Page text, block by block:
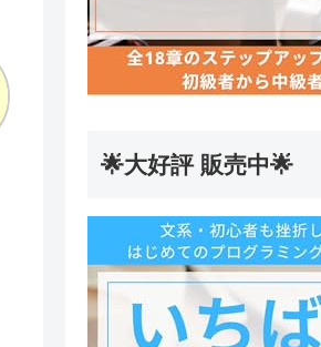
🌟大好評 販売中🌟